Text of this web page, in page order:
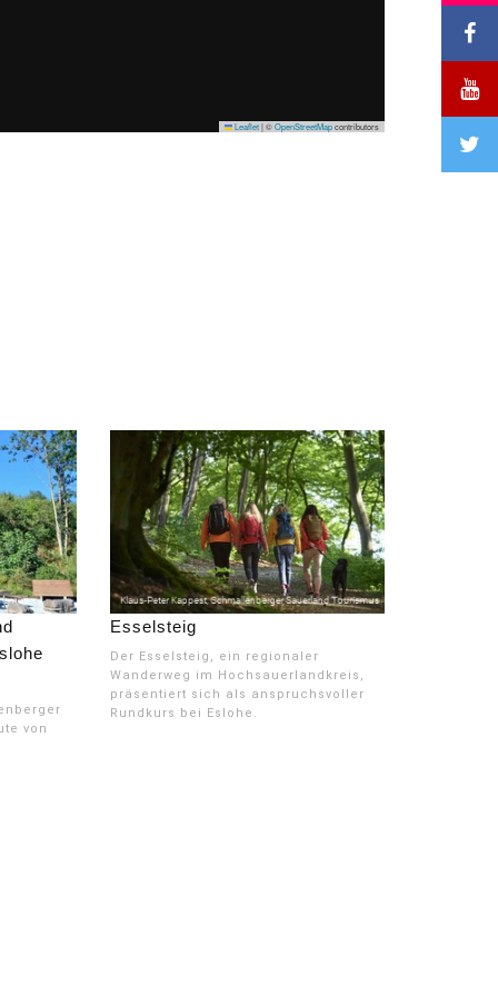
Leaflet|©OpenStreetMapcontributors
von
Esselsteig
Der Esselsteig, ein regionaler
Wanderweg im Hochsauerlandkreis,
präsentiert sich als anspruchsvoller
Rundkurs bei Eslohe.